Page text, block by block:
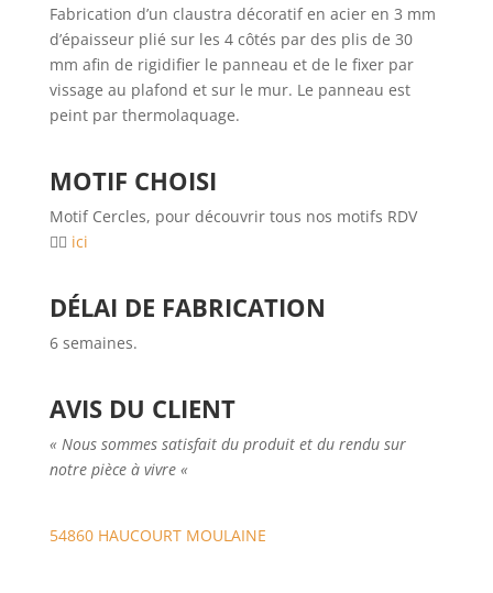
Fabrication d’un claustra décoratif en acier en 3 mm
d’épaisseur plié sur les 4 côtés par des plis de 30
mm afin de rigidifier le panneau et de le fixer par
vissage au plafond et sur le mur. Le panneau est
peint par thermolaquage.
MOTIF CHOISI
Motif Cercles, pour découvrir tous nos motifs RDV
👉🏼 ici
DÉLAI DE FABRICATION
6 semaines.
AVIS DU CLIENT
« Nous sommes satisfait du produit et du rendu sur
notre pièce à vivre «
54860 HAUCOURT MOULAINE